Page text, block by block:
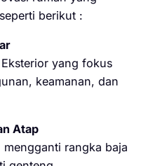
berikut :
yang fokus
keamanan, dan
Atap
rangka baja